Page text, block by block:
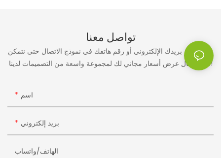
تواصل معنا
فقط اترك بريدك الإلكتروني أو رقم هاتفك في نموذج الاتصال حتى نتمكن
من إرسال عرض أسعار مجاني لك لمجموعة واسعة من التصميمات لدينا!
اسم
بريد إلكتروني
الهاتف/واتساب